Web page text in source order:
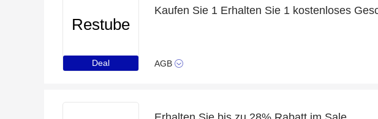
Restube
Deal AGB